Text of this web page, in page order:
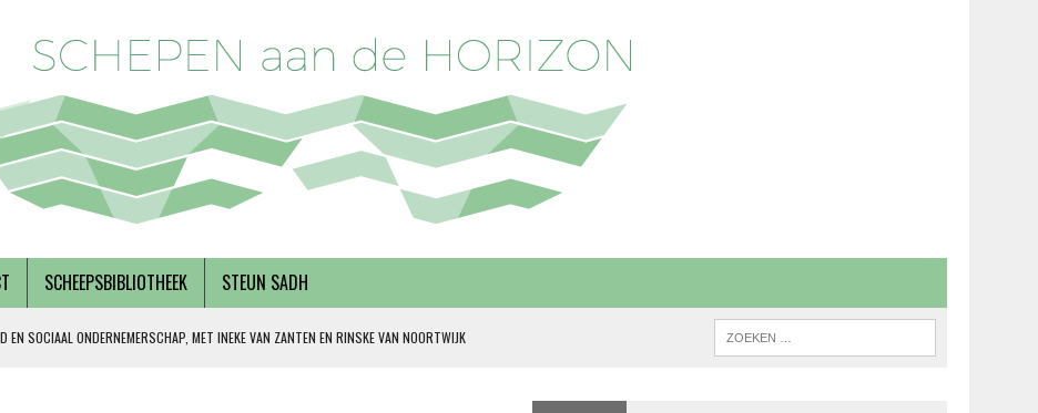
SCHEEPSBIBLIOTHEEK STEUN SADH
EN SOCIAAL ONDERNEMERSCHAP, MET INEKE VAN ZANTEN EN RINSKE VAN NOORTWIJK